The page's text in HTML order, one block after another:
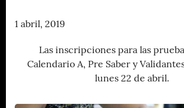
1 abril, 2019
Las inscripciones para las
Calendario A, Pre Saber y
lunes 22 de abril.